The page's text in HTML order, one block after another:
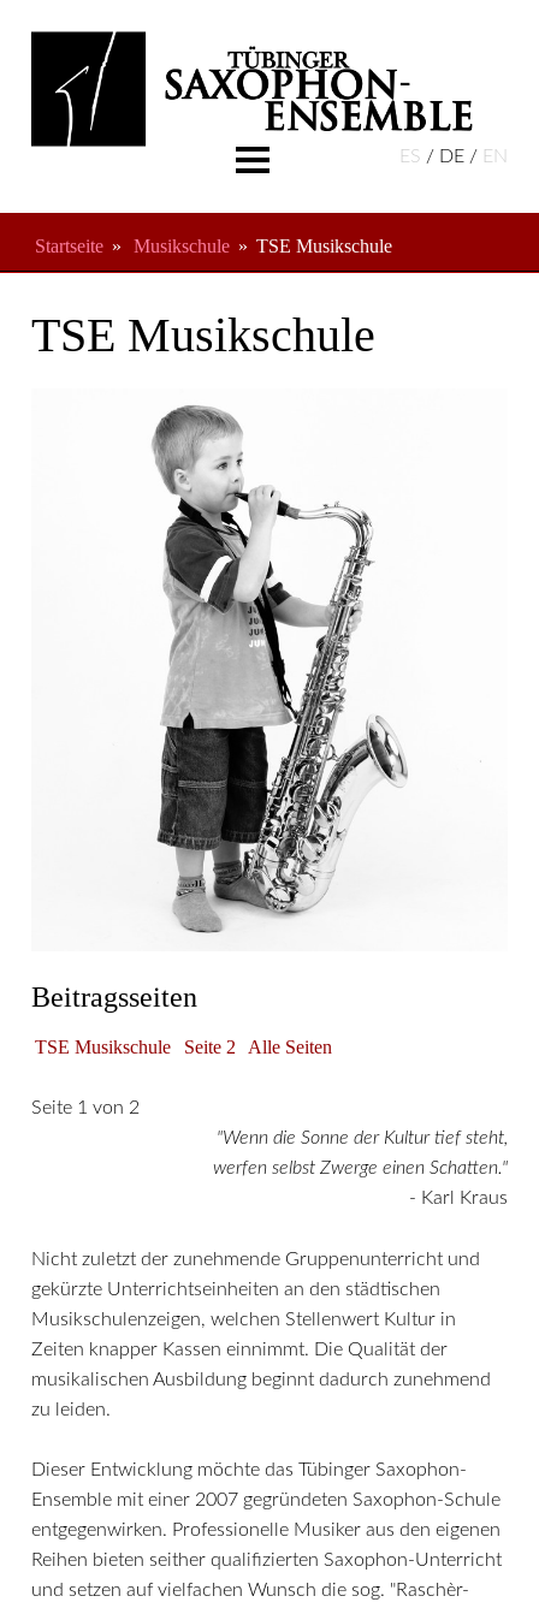
ES DE EN
Freundeskreis
Startseite Musikschule TSE Musikschule
TSE Musikschule
Beitragsseiten
TSE Musikschule Seite 2 Alle Seiten
Seite 1 von 2
"Wenn die Sonne der Kultur tief steht,
werfen selbst Zwerge einen Schatten."
- Karl Kraus
Nicht zuletzt der zunehmende Gruppenunterricht und
gekürzte Unterrichtseinheiten an den städtischen
Musikschulenzeigen, welchen Stellenwert Kultur in
Zeiten knapper Kassen einnimmt. Die Qualität der
musikalischen Ausbildung beginnt dadurch zunehmend
zu leiden.
Dieser Entwicklung möchte das Tübinger Saxophon-
Ensemble mit einer 2007 gegründeten Saxophon-Schule
entgegenwirken. Professionelle Musiker aus den eigenen
Reihen bieten seither qualifizierten Saxophon-Unterricht
und setzen auf vielfachen Wunsch die sog. "Raschèr-